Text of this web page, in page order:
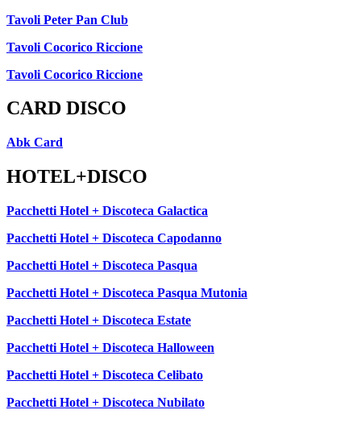
Tavoli Peter Pan Club
Tavoli Cocorico Riccione
Tavoli Cocorico Riccione
CARD DISCO
Abk Card
HOTEL+DISCO
Pacchetti Hotel + Discoteca Galactica
Pacchetti Hotel + Discoteca Capodanno
Pacchetti Hotel + Discoteca Pasqua
Pacchetti Hotel + Discoteca Pasqua Mutonia
Pacchetti Hotel + Discoteca Estate
Pacchetti Hotel + Discoteca Halloween
Pacchetti Hotel + Discoteca Celibato
Pacchetti Hotel + Discoteca Nubilato